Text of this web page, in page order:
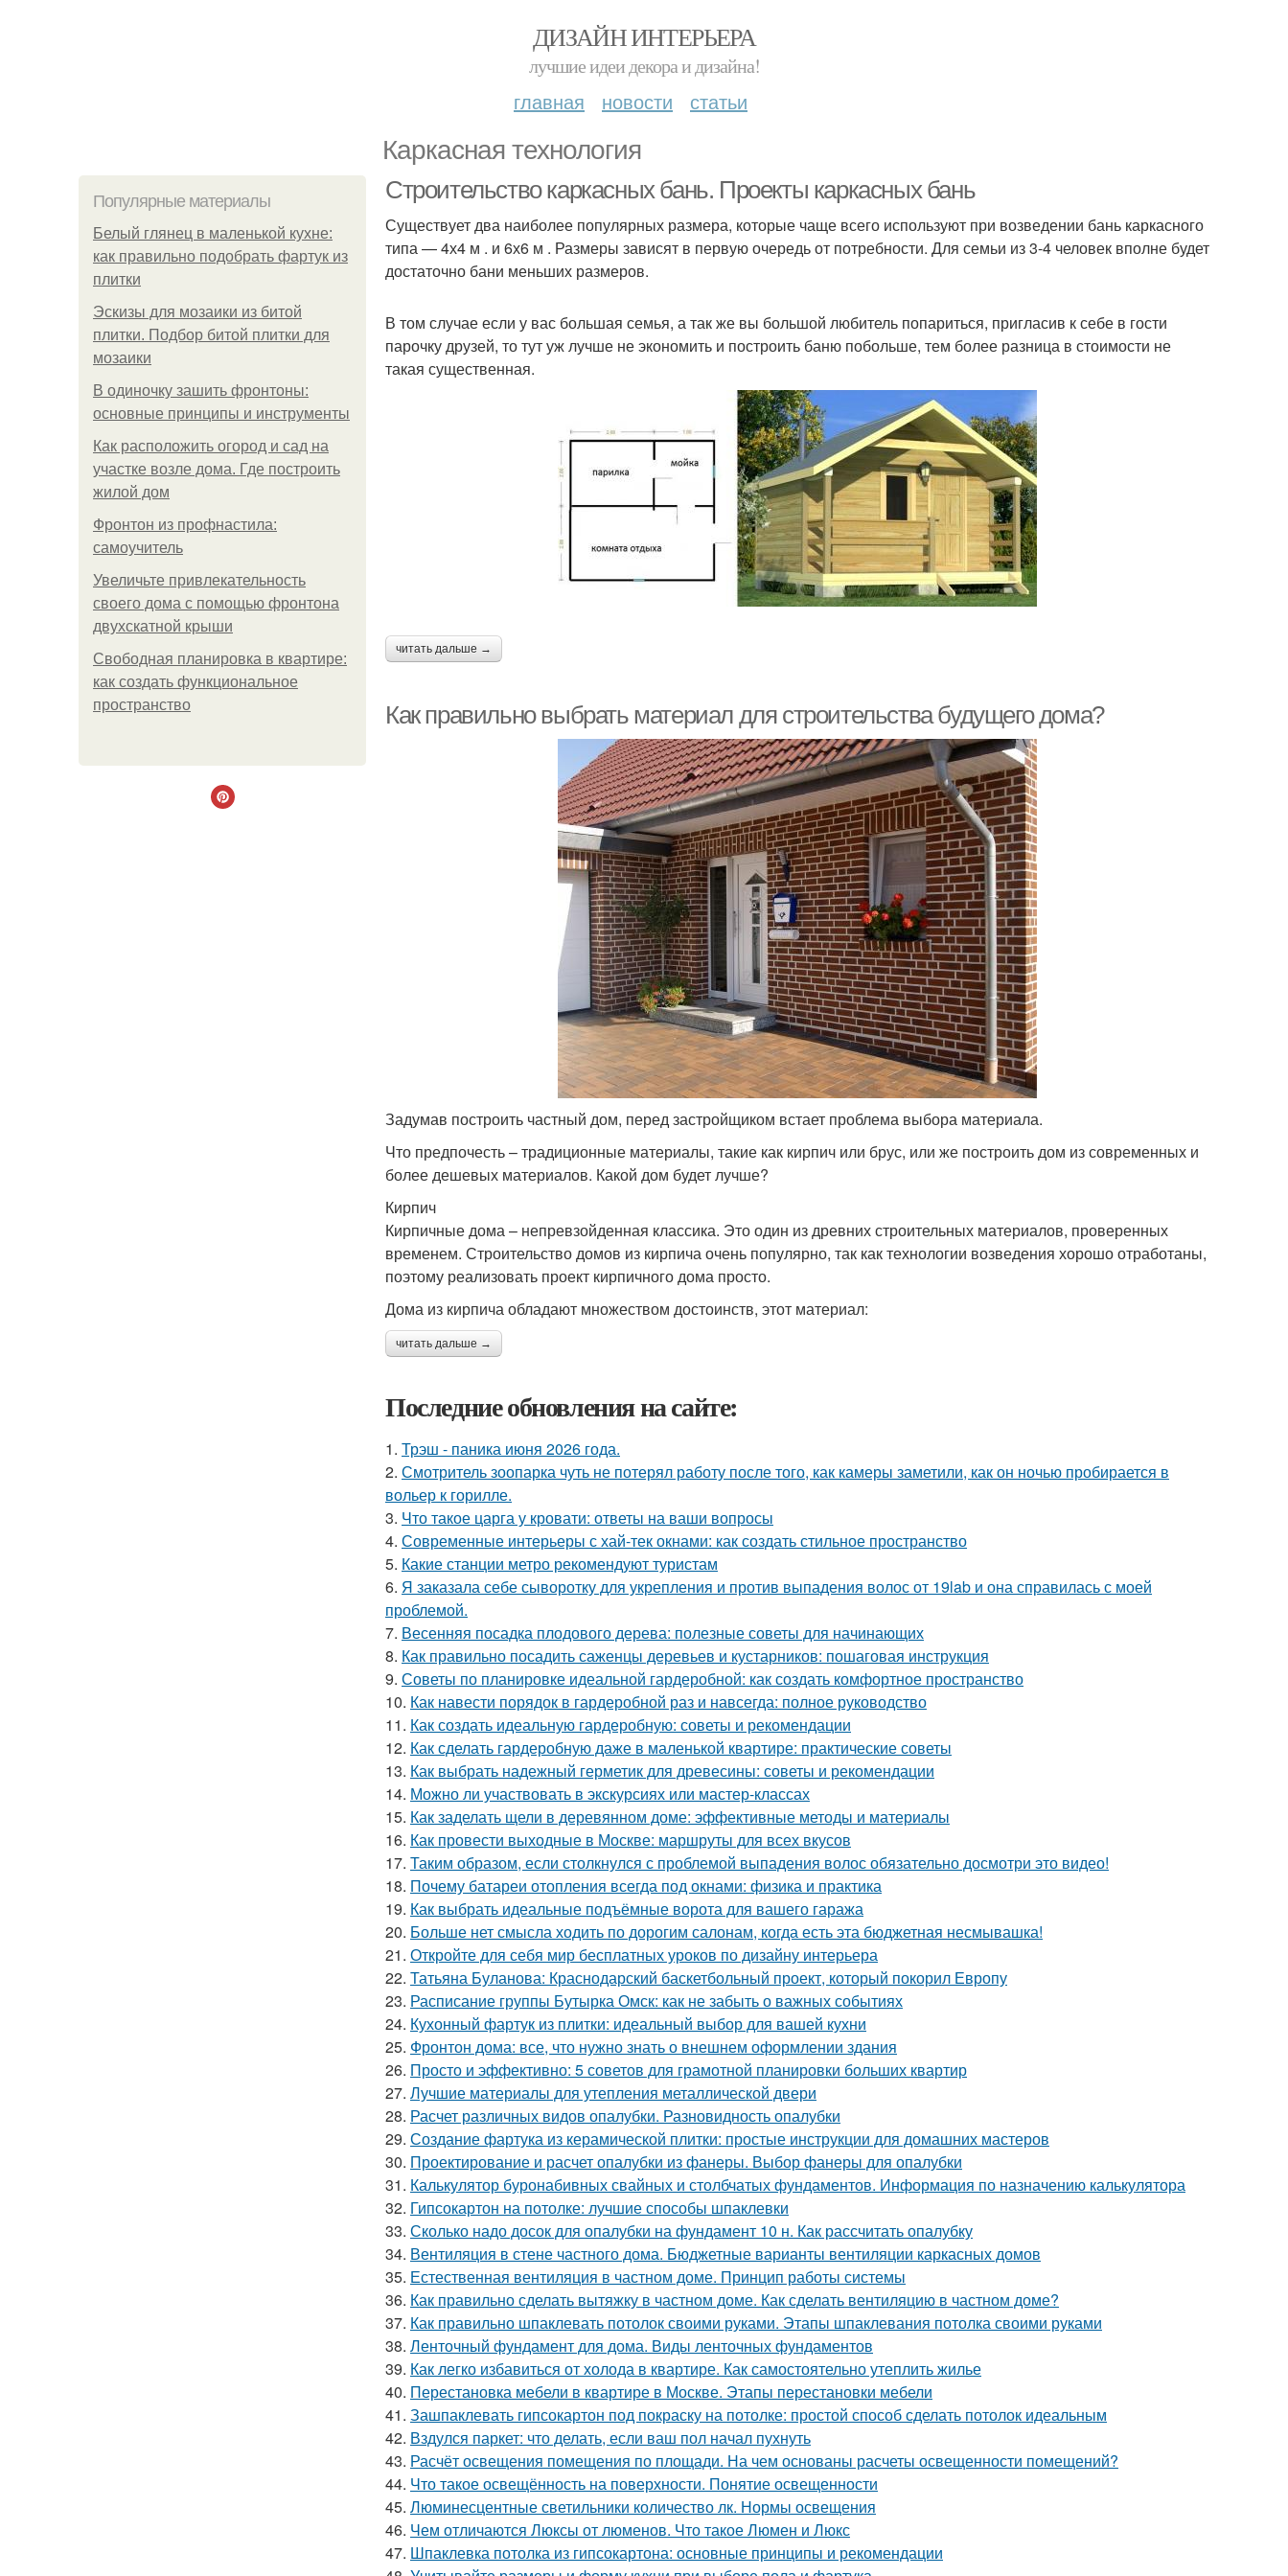
ДИЗАЙН ИНТЕРЬЕРА
лучшие идеи декора и дизайна!
главная новости статьи
Каркасная технология
Популярные материалы
Белый глянец в маленькой кухне:
как правильно подобрать фартук из
плитки
Эскизы для мозаики из битой
плитки. Подбор битой плитки для
мозаики
В одиночку зашить фронтоны:
основные принципы и инструменты
Как расположить огород и сад на
участке возле дома. Где построить
жилой дом
Фронтон из профнастила:
самоучитель
Увеличьте привлекательность
своего дома с помощью фронтона
двухскатной крыши
Свободная планировка в квартире:
как создать функциональное
пространство
Строительство каркасных бань. Проекты каркасных бань
Существует два наиболее популярных размера, которые чаще всего используют при возведении бань каркасного
типа — 4х4 м . и 6х6 м . Размеры зависят в первую очередь от потребности. Для семьи из 3-4 человек вполне будет
достаточно бани меньших размеров.
В том случае если у вас большая семья, а так же вы большой любитель попариться, пригласив к себе в гости
парочку друзей, то тут уж лучше не экономить и построить баню побольше, тем более разница в стоимости не
такая существенная.
читать дальше →
Как правильно выбрать материал для строительства будущего дома?
Задумав построить частный дом, перед застройщиком встает проблема выбора материала.
Что предпочесть – традиционные материалы, такие как кирпич или брус, или же построить дом из современных и
более дешевых материалов. Какой дом будет лучше?
Кирпич
Кирпичные дома – непревзойденная классика. Это один из древних строительных материалов, проверенных
временем. Строительство домов из кирпича очень популярно, так как технологии возведения хорошо отработаны,
поэтому реализовать проект кирпичного дома просто.
Дома из кирпича обладают множеством достоинств, этот материал:
читать дальше →
Последние обновления на сайте:
1. Трэш - паника июня 2026 года.
2. Смотритель зоопарка чуть не потерял работу после того, как камеры заметили, как он ночью пробирается в
вольер к горилле.
3. Что такое царга у кровати: ответы на ваши вопросы
4. Современные интерьеры с хай-тек окнами: как создать стильное пространство
5. Какие станции метро рекомендуют туристам
6. Я заказала себе сыворотку для укрепления и против выпадения волос от 19lab и она справилась с моей
проблемой.
7. Весенняя посадка плодового дерева: полезные советы для начинающих
8. Как правильно посадить саженцы деревьев и кустарников: пошаговая инструкция
9. Советы по планировке идеальной гардеробной: как создать комфортное пространство
10. Как навести порядок в гардеробной раз и навсегда: полное руководство
11. Как создать идеальную гардеробную: советы и рекомендации
12. Как сделать гардеробную даже в маленькой квартире: практические советы
13. Как выбрать надежный герметик для древесины: советы и рекомендации
14. Можно ли участвовать в экскурсиях или мастер-классах
15. Как заделать щели в деревянном доме: эффективные методы и материалы
16. Как провести выходные в Москве: маршруты для всех вкусов
17. Таким образом, если столкнулся с проблемой выпадения волос обязательно досмотри это видео!
18. Почему батареи отопления всегда под окнами: физика и практика
19. Как выбрать идеальные подъёмные ворота для вашего гаража
20. Больше нет смысла ходить по дорогим салонам, когда есть эта бюджетная несмывашка!
21. Откройте для себя мир бесплатных уроков по дизайну интерьера
22. Татьяна Буланова: Краснодарский баскетбольный проект, который покорил Европу
23. Расписание группы Бутырка Омск: как не забыть о важных событиях
24. Кухонный фартук из плитки: идеальный выбор для вашей кухни
25. Фронтон дома: все, что нужно знать о внешнем оформлении здания
26. Просто и эффективно: 5 советов для грамотной планировки больших квартир
27. Лучшие материалы для утепления металлической двери
28. Расчет различных видов опалубки. Разновидность опалубки
29. Создание фартука из керамической плитки: простые инструкции для домашних мастеров
30. Проектирование и расчет опалубки из фанеры. Выбор фанеры для опалубки
31. Калькулятор буронабивных свайных и столбчатых фундаментов. Информация по назначению калькулятора
32. Гипсокартон на потолке: лучшие способы шпаклевки
33. Сколько надо досок для опалубки на фундамент 10 н. Как рассчитать опалубку
34. Вентиляция в стене частного дома. Бюджетные варианты вентиляции каркасных домов
35. Естественная вентиляция в частном доме. Принцип работы системы
36. Как правильно сделать вытяжку в частном доме. Как сделать вентиляцию в частном доме?
37. Как правильно шпаклевать потолок своими руками. Этапы шпаклевания потолка своими руками
38. Ленточный фундамент для дома. Виды ленточных фундаментов
39. Как легко избавиться от холода в квартире. Как самостоятельно утеплить жилье
40. Перестановка мебели в квартире в Москве. Этапы перестановки мебели
41. Зашпаклевать гипсокартон под покраску на потолке: простой способ сделать потолок идеальным
42. Вздулся паркет: что делать, если ваш пол начал пухнуть
43. Расчёт освещения помещения по площади. На чем основаны расчеты освещенности помещений?
44. Что такое освещённость на поверхности. Понятие освещенности
45. Люминесцентные светильники количество лк. Нормы освещения
46. Чем отличаются Люксы от люменов. Что такое Люмен и Люкс
47. Шпаклевка потолка из гипсокартона: основные принципы и рекомендации